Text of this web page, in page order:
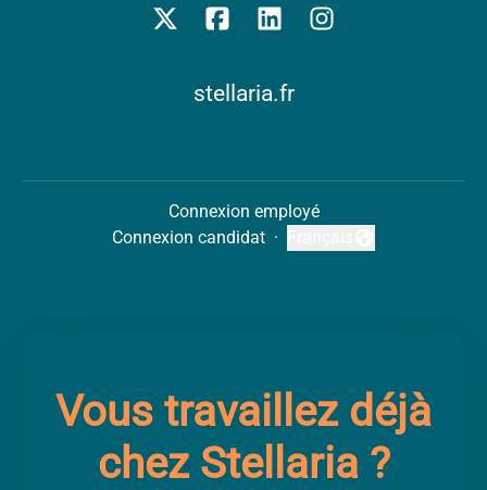
stellaria.fr
Connexion employé
Connexion candidat ·
Changer la langue
Vous travaillez déjà
chez Stellaria ?